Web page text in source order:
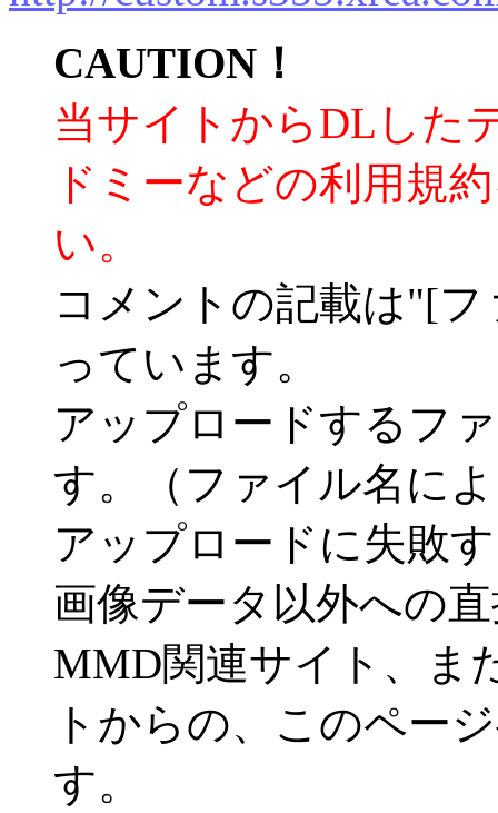
CAUTION！
当サイトからDLした
ドミーなどの利用規
い。
コメントの記載は"[
っています。
アップロードするフ
す。（ファイル名に
アップロードに失敗
画像データ以外への
MMD関連サイト、ま
トからの、このペー
す。